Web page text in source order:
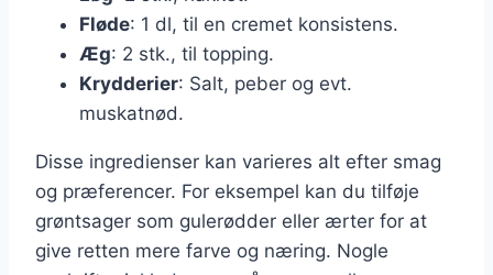
Fløde: 1 dl, til en cremet konsistens.
Æg: 2 stk., til topping.
Krydderier: Salt, peber og evt.
muskatnød.
Disse ingredienser kan varieres alt efter smag
og præferencer. For eksempel kan du tilføje
grøntsager som gulerødder eller ærter for at
give retten mere farve og næring. Nogle